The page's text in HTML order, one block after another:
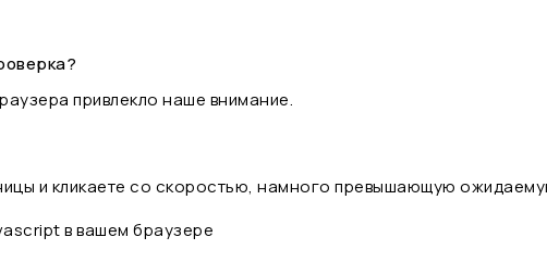
привлекло наше внимание.
и кликаете со скоростью, намного превышающую
в вашем браузере